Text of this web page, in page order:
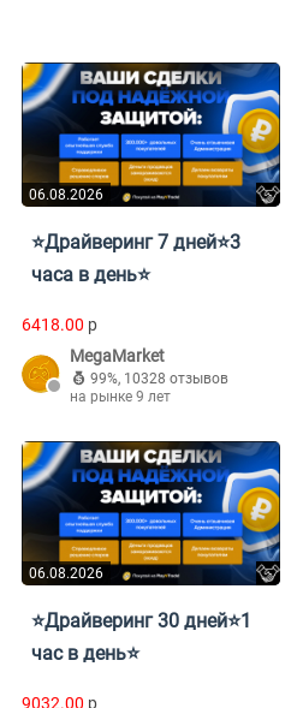
06.08.2026
⭐Драйверинг 7 дней⭐3
часа в день⭐
6418.00 p
MegaMarket
99%, 10328 отзывов
на рынке 9 лет
06.08.2026
⭐Драйверинг 30 дней⭐1
час в день⭐
9032.00 p